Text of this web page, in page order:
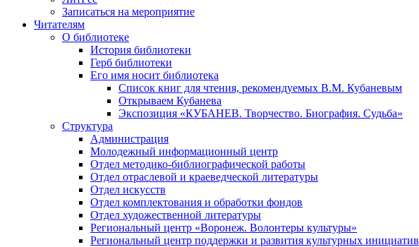
Записаться на мероприятие
Читателям
О библиотеке
История библиотеки
Герб библиотеки
Его имя носит библиотека
Список книг для чтения, рекомендуемых В.М. Кубаневым
Открываем Кубанева
Экспозиция «КУБАНЕВ. Творчество. Биография. Судьба»
Структура
Администрация
Молодежный информационный центр
Отдел методико-библиографической работы
Отдел отраслевой и краеведческой литературы
Отдел искусств
Отдел комплектования и обработки фондов
Отдел художественной литературы
Региональный центр «Воронеж. Волонтеры культуры»
Региональный центр поддержки и развития культурных инициатив